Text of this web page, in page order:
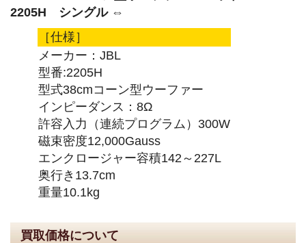
2205H シングル ⇔
［仕様］
メーカー：JBL
型番:2205H
型式38cmコーン型ウーファー
インピーダンス：8Ω
許容入力（連続プログラム）300W
磁束密度12,000Gauss
エンクロージャー容積142～227L
奥行き13.7cm
重量10.1kg
買取価格について